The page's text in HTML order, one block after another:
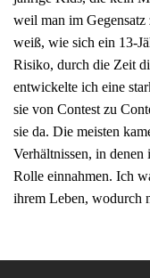
weil man im
weiß, wie sich ein 13-
Risiko, durch die Zeit
entwickelte ich eine
sie von Contest zu
sie da. Die meisten
Verhältnissen, in denen
Rolle einnahmen. Ich
ihrem Leben, wodurch